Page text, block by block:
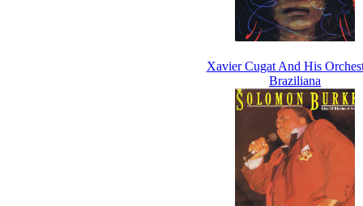
Xavier Cugat And His
Braziliana